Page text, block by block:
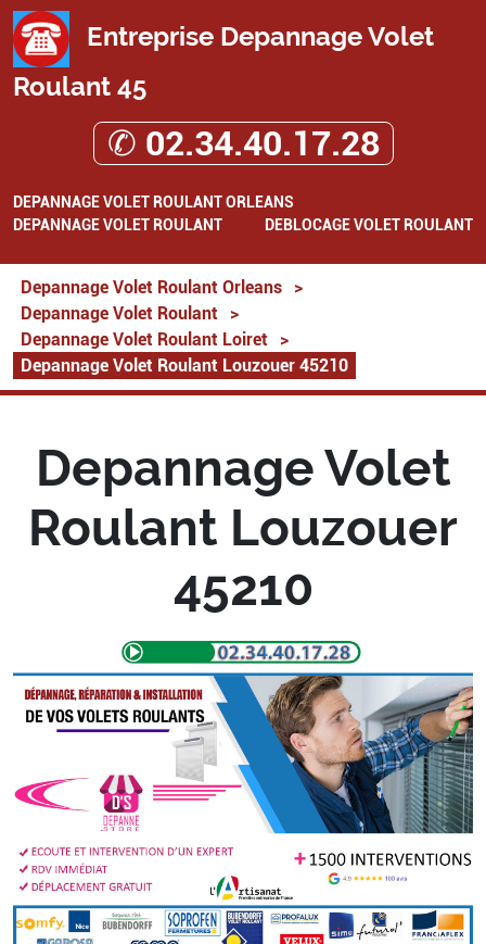
Entreprise Depannage Volet
Roulant 45
✆ 02.34.40.17.28
DEPANNAGE VOLET ROULANT ORLEANS
DEPANNAGE VOLET ROULANT
DEBLOCAGE VOLET ROULANT
Depannage Volet Roulant Orleans
>
Depannage Volet Roulant
>
Depannage Volet Roulant Loiret
>
Depannage Volet Roulant Louzouer 45210
Depannage Volet
Roulant Louzouer
45210